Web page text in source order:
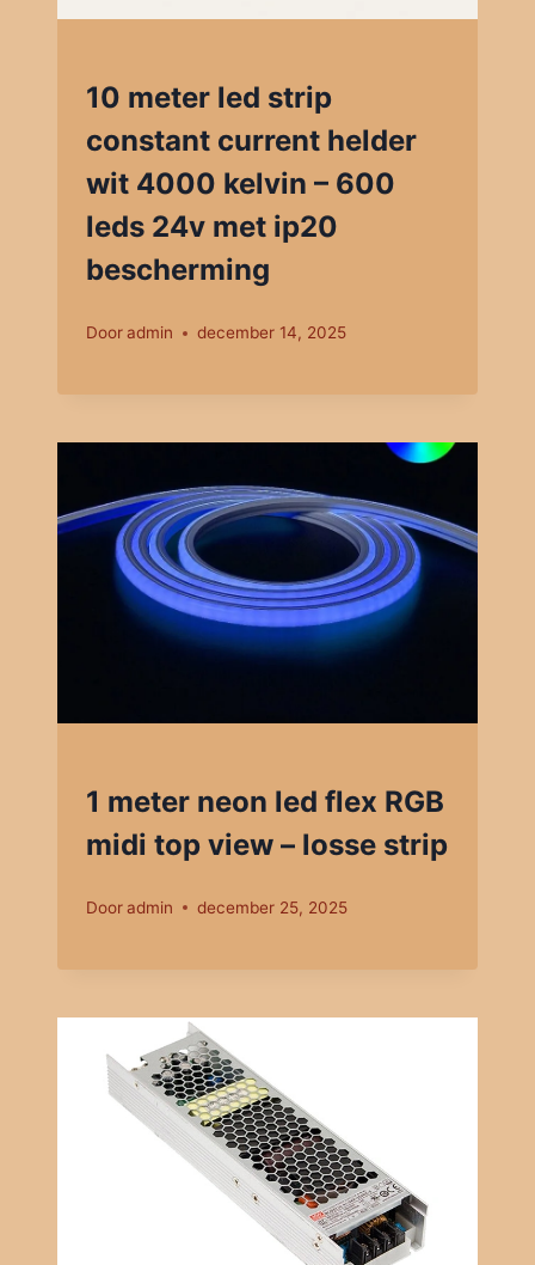
10 meter led strip
constant current helder
wit 4000 kelvin – 600
leds 24v met ip20
bescherming
Dooradmin december 14, 2025
1 meter neon led flex RGB
midi top view – losse strip
Dooradmin december 25, 2025